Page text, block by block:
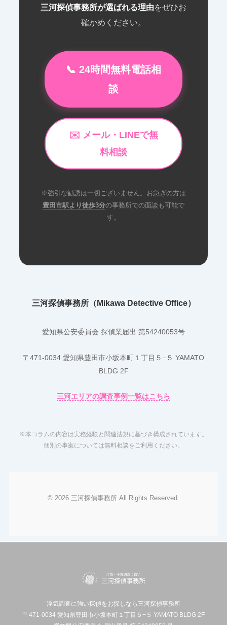
三河探偵事務所が選ばれる理由をぜひお
確かめください。
📞 24時間無料電話相
談
✉️ メール・LINEで無
料相談
※強引な勧誘は一切ございません。お急ぎの方は
豊田市駅より徒歩3分の事務所での面談も可能で
す。
三河探偵事務所（Mikawa Detective Office）
愛知県公安委員会 探偵業届出 第54240053号
〒471-0034 愛知県豊田市小坂本町１丁目５−５ YAMATO
BLDG 2F
三河エリアの調査事例一覧はこちら
※本コラムの内容は実務経験と関連法規に基づき構成されています。
個別の事案については無料相談をご利用ください。
© 2026 三河探偵事務所 All Rights Reserved.
浮気調査に強い探偵をお探しなら三河探偵事務所
〒471-0034 愛知県豊田市小坂本町１丁目５−５ YAMATO BLDG 2F